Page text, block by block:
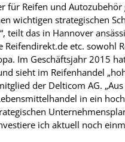
für Reifen und
wichtigen strategischen
teilt das in Hannover
etc. sowohl
Im Geschäftsjahr 2015
sieht im Reifenhandel
der Delticom AG.
in ein
ich aktuell noch